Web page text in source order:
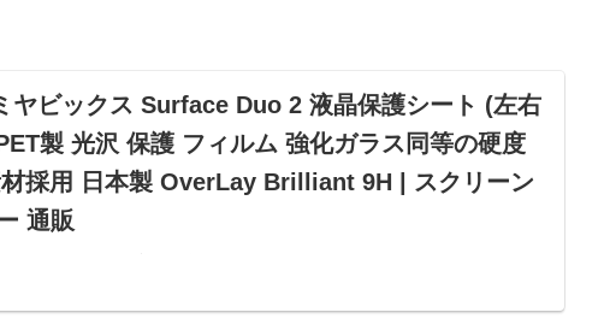
ヤビックス Surface Duo 2 液晶保護シート (左右
製 光沢 保護 フィルム 強化ガラス同等の硬度
採用 日本製 OverLay Brilliant 9H | スクリーン
通販